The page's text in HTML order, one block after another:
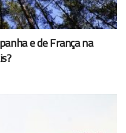
e de França na